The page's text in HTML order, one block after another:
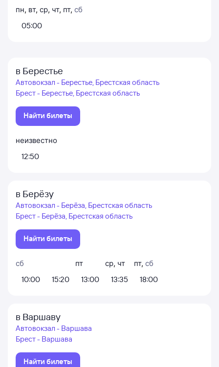
пн, вт, ср, чт, пт, сб
05:00
в Берестье
Автовокзал - Берестье, Брестская область
Брест - Берестье, Брестская область
Найти билеты
неизвестно
12:50
в Берёзу
Автовокзал - Берёза, Брестская область
Брест - Берёза, Брестская область
Найти билеты
сб
10:00
15:20
пт
13:00
ср, чт
13:35
пт, сб
18:00
в Варшаву
Автовокзал - Варшава
Брест - Варшава
Найти билеты